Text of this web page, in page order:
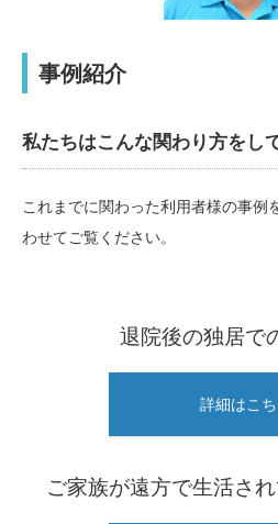
事例紹介
私たちはこんな関わり方をし
これまでに関わった利用者様の事例
わせてご覧ください。
退院後の独居で
詳細はこ
ご家族が遠方で生活さ